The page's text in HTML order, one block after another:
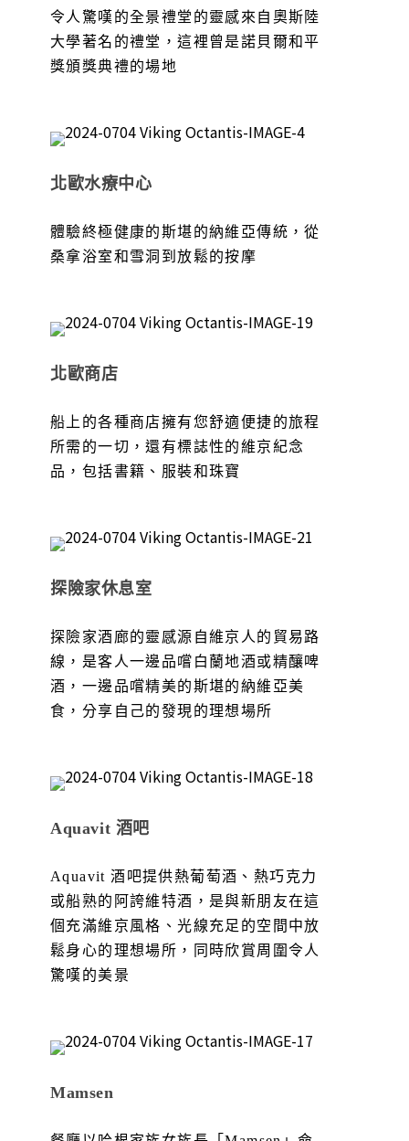
令人驚嘆的全景禮堂的靈感來自奧斯陸
大學著名的禮堂，這裡曾是諾貝爾和平
獎頒獎典禮的場地
北歐水療中心
體驗終極健康的斯堪的納維亞傳統，從
桑拿浴室和雪洞到放鬆的按摩
北歐商店
船上的各種商店擁有您舒適便捷的旅程
所需的一切，還有標誌性的維京紀念
品，包括書籍、服裝和珠寶
探險家休息室
探險家酒廊的靈感源自維京人的貿易路
線，是客人一邊品嚐白蘭地酒或精釀啤
酒，一邊品嚐精美的斯堪的納維亞美
食，分享自己的發現的理想場所
Aquavit 酒吧
Aquavit 酒吧提供熱葡萄酒、熱巧克力
或船熟的阿誇維特酒，是與新朋友在這
個充滿維京風格、光線充足的空間中放
鬆身心的理想場所，同時欣賞周圍令人
驚嘆的美景
Mamsen